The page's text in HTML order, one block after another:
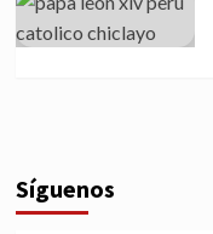
Síguenos